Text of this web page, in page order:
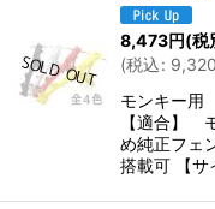
8,473円(税
(税込: 9,320
モンキー
【適合】
め純正フェ
搭載可 【